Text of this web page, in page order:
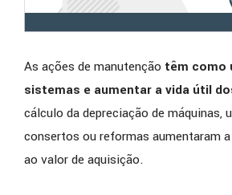
As ações de manutenção têm como
sistemas e aumentar a vida útil
cálculo da depreciação de máquinas,
consertos ou reformas aumentaram
ao valor de aquisição.